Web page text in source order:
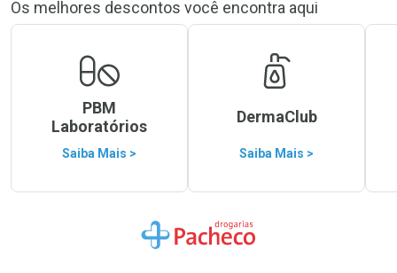
Os melhores descontos você encontra aqui
PBM
Laboratórios
Saiba Mais >
DermaClub
Saiba Mais >
Ir para a Home